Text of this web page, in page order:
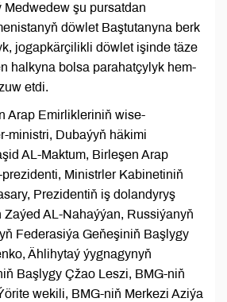
Medwedew şu pursatdan
döwlet Baştutanyna berk
jogapkärçilikli döwlet işinde täze
halkyna bolsa parahatçylyk hem-
etdi.
Arap Emirlikleriniň wise-
ministri, Dubaýyň häkimi
AL-Maktum, Birleşen Arap
Ministrler Kabinetiniň
Prezidentiň iş dolandyryş
Zaýed AL-Nahaýýan, Russiýanyň
Federasiýa Geňeşiniň Başlygy
Ählihytaý ýygnagynyň
Başlygy Çžao Leszi, BMG-niň
wekili, BMG-niň Merkezi Aziýa